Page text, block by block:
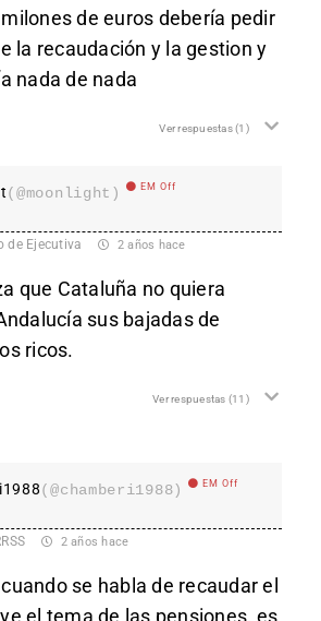
de euros debería pedir
la recaudación y la gestion y
nada de nada
Ver respuestas(1)
(@moonlight) EM Off
de Ejecutiva 2 años hace
que Cataluña no quiera
sus bajadas de
ricos.
Ver respuestas (11)
(@chamberi1988) EM Off
2 años hace
se habla de recaudar el
el tema de las pensiones, es